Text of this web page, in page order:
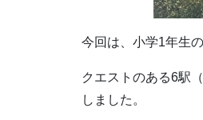
今回は、小学1年生
クエストのある6駅
しました。